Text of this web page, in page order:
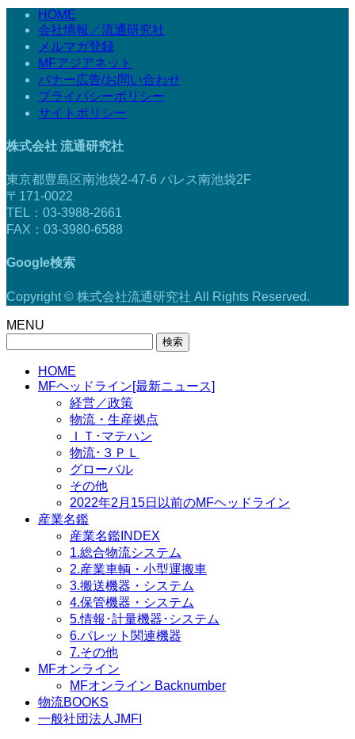
HOME
会社情報／流通研究社
メルマガ登録
MFアジアネット
バナー広告/お問い合わせ
プライバシーポリシー
サイトポリシー
株式会社 流通研究社
東京都豊島区南池袋2-47-6 パレス南池袋2F
〒171-0022
TEL：03-3988-2661
FAX：03-3980-6588
Google検索
Copyright © 株式会社流通研究社 All Rights Reserved.
MENU
HOME
MFヘッドライン[最新ニュース]
経営／政策
物流・生産拠点
ＩＴ･マテハン
物流･３ＰＬ
グローバル
その他
2022年2月15日以前のMFヘッドライン
産業名鑑
産業名鑑INDEX
1.総合物流システム
2.産業車輌・小型運搬車
3.搬送機器・システム
4.保管機器・システム
5.情報･計量機器･システム
6.パレット関連機器
7.その他
MFオンライン
MFオンライン Backnumber
物流BOOKS
一般社団法人JMFI